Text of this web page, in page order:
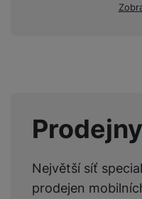
Největší síť
prodejen